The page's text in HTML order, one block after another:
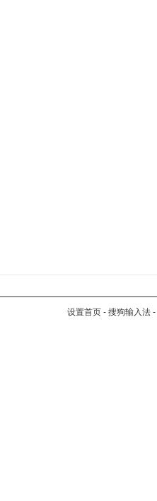
设置首页 - 搜狗输入法 -